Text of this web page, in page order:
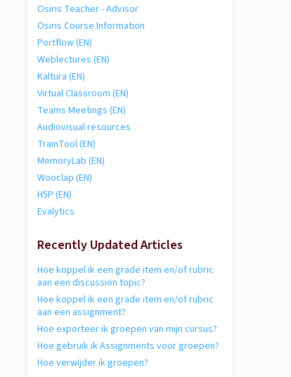
Osiris Teacher - Advisor
Osiris Course Information
Portflow (EN)
Weblectures (EN)
Kaltura (EN)
Virtual Classroom (EN)
Teams Meetings (EN)
Audiovisual resources
TrainTool (EN)
MemoryLab (EN)
Wooclap (EN)
H5P (EN)
Evalytics
Recently Updated Articles
Hoe koppel ik een grade item en/of rubric
aan een discussion topic?
Hoe koppel ik een grade item en/of rubric
aan een assignment?
Hoe exporteer ik groepen van mijn cursus?
Hoe gebruik ik Assignments voor groepen?
Hoe verwijder ik groepen?